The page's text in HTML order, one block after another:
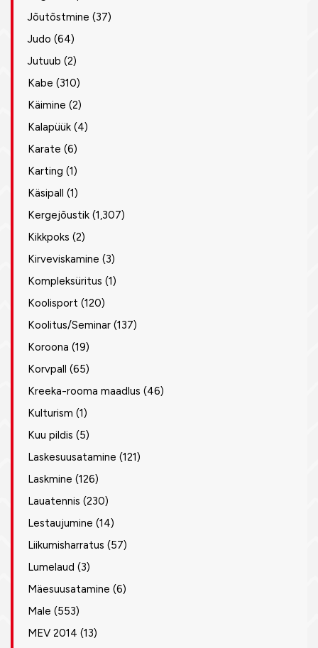
Jõutõstmine (37)
Judo (64)
Jutuub (2)
Kabe (310)
Käimine (2)
Kalapüük (4)
Karate (6)
Karting (1)
Käsipall (1)
Kergejõustik (1,307)
Kikkpoks (2)
Kirveviskamine (3)
Kompleksüritus (1)
Koolisport (120)
Koolitus/Seminar (137)
Koroona (19)
Korvpall (65)
Kreeka-rooma maadlus (46)
Kulturism (1)
Kuu pildis (5)
Laskesuusatamine (121)
Laskmine (126)
Lauatennis (230)
Lestaujumine (14)
Liikumisharratus (57)
Lumelaud (3)
Mäesuusatamine (6)
Male (553)
MEV 2014 (13)